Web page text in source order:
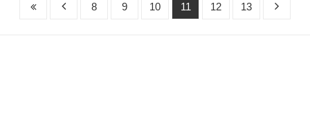
8 9 10 11 12 13